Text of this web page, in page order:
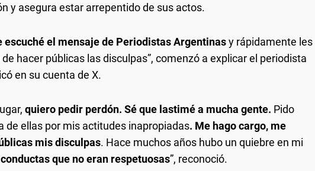
y asegura estar arrepentido de sus actos.
escuché el mensaje de Periodistas Argentinasy rápidamente les
hacer públicas las disculpas”, comenzó a explicar el periodista
en su cuenta de X.
quiero pedir perdón. Sé que lastimé a mucha gente. Pido
de ellas por mis actitudes inapropiadas. Me hago cargo, me
mis disculpas. Hace muchos años hubo un quiebre en mi
que no eran respetuosas”, reconoció.